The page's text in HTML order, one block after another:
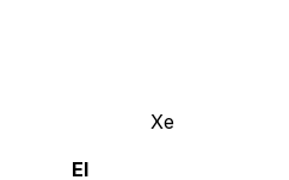
Xe
El